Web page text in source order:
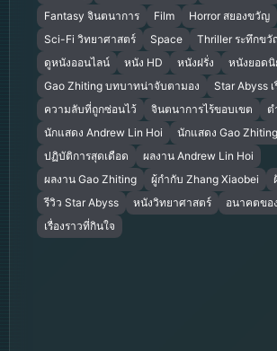
Fantasy จินตนาการ
Film Horror สยองขวัญ
Sci-Fi วิทยาศาสตร์
Space
Thriller ระทึกขวั
ดูหนังออนไลน์
หนัง HD หนังฝรั่ง หนังยอดนิ
Gao Zhiting บทบาทน่าจับตามอง
Star Abyss
ความลับที่ถูกซ่อนไว้
จินตนาการไร้ขอบเขต
ต
นักแสดง Andrew Lin Hoi
นักแสดง Gao Zhiting
ปฏิบัติการสุดเดือด
ผลงาน Andrew Lin Hoi
ผลงาน Gao Zhiting
ผู้กำกับ Zhang Xiaobei
รีวิว Star Abyss
หนังวิทยาศาสตร์
อนาคตขอ
เรื่องราวที่กินใจ